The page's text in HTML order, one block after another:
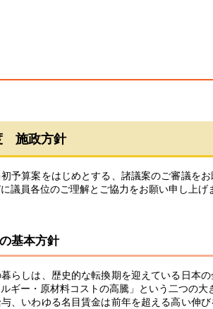
施政方針
予算案をはじめとする、諸議案のご審議を
議員各位のご理解とご協力をお願い申し上げ
基本方針
らしは、歴史的な転換期を迎えている日本
ギー・原材料コストの高騰」という二つの大
、いわゆる名目賃金は前年を超える高い伸